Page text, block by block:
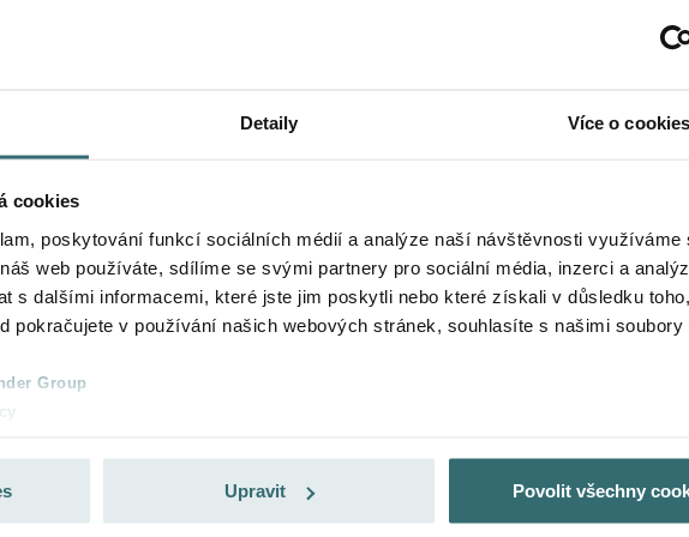
Detaily Více o cookies
cookies
poskytování funkcí sociálních médií a analýze naší návštěvnosti využíváme
web používáte, sdílíme se svými partnery pro sociální média, inzerci a
s dalšími informacemi, které jste jim poskytli nebo které získali v důsledku
pokračujete v používání našich webových stránek, souhlasíte s našimi soubory
Group
des données
de privacidad
Upravit Povolit všechny